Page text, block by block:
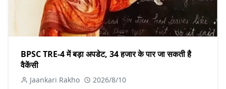
BPSC TRE-4 में बड़ा अपडेट, 34 हजार के पार जा सकती है
वैकेंसी
Jaankari Rakho 2026/8/10